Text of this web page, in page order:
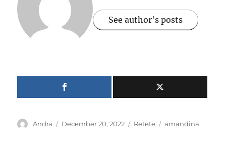
See author's posts
Author
Andra
Posted
December 20, 2022 Categories
Retete Tags
amandina